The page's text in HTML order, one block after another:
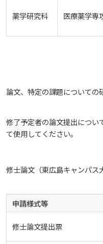
感染予防にかかる
電子ブックをさが
活動とイベント
利用講習会
学生図書委員の活
施設案内
学内向け専用ペー
薬学研究科 医療薬学専
論文、特定の課題についての
修了予定者の論文提出につい
て使用してください。
修士論文（東広島キャンパス
申請様式等
修士論文提出票
ソーシャルメディア